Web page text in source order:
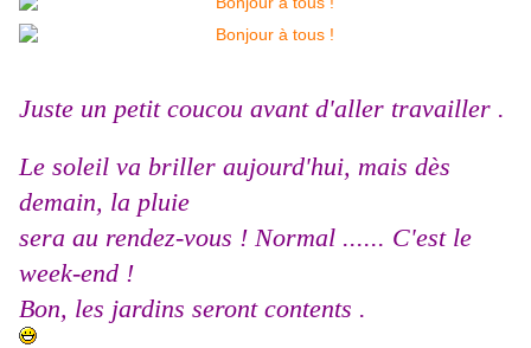
Juste un petit coucou avant d'aller travailler .
Le soleil va briller aujourd'hui, mais dès
demain, la pluie
sera au rendez-vous ! Normal ...... C'est le
week-end !
Bon, les jardins seront contents .